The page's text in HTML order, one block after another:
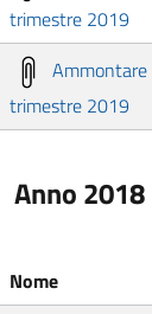
trimestre 2019
trimestre 2019
Anno 2018
Nome